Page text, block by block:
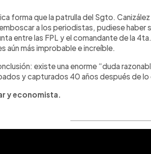
forma que la patrulla del Sgto.
a los periodistas, pudiese
entre las FPL y el comandante de la
aún más improbable e increíble.
existe una enorme “duda
y capturados 40 años después de lo
y economista.